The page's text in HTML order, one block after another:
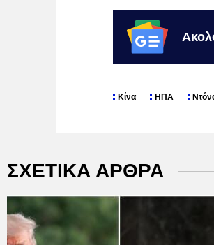
Κίνα ΗΠΑ
ΣΧΕΤΙΚΑ ΑΡΘΡΑ